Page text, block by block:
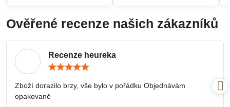
Ověřené recenze našich zákazníků
Recenze heureka
5
Zboží dorazilo brzy, vše bylo v pořádku Objednávám
opakovaně